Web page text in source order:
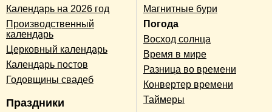
Календарь на 2026 год
Производственный
календарь
Церковный календарь
Календарь постов
Годовщины свадеб
Праздники
Магнитные бури
Погода
Восход солнца
Время в мире
Разница во времени
Конвертер времени
Таймеры